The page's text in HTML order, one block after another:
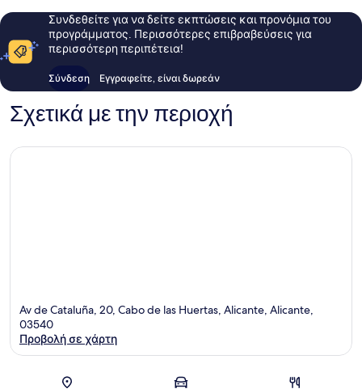
Συνδεθείτε για να δείτε εκπτώσεις και προνόμια του
προγράμματος. Περισσότερες επιβραβεύσεις για
περισσότερη περιπέτεια!
Σύνδεση Εγγραφείτε, είναι δωρεάν
Σχετικά με την περιοχή
Av de Cataluña, 20, Cabo de las Huertas, Alicante, Alicante,
03540
Προβολή σε χάρτη